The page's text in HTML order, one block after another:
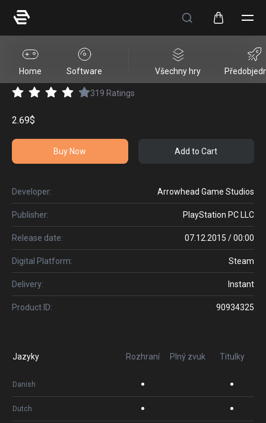
Home Software Všechny hry
HELLDIVERS™ Entrenched Pack
319 Ratings
2.69$
Buy Now Add to Cart
Developer: Arrowhead Game Studios
Publisher: PlayStation PC LLC
Release date: 07.12.2015 / 00:00
Digital Platform: Steam
Delivery: Instant
Product ID: 90934325
Jazyky Rozhraní Plný zvuk Titulky
Danish
Dutch